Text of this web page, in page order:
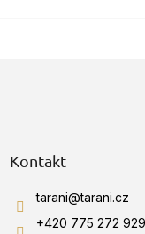
Kontakt
tarani@tarani.cz
+420 775 272 929